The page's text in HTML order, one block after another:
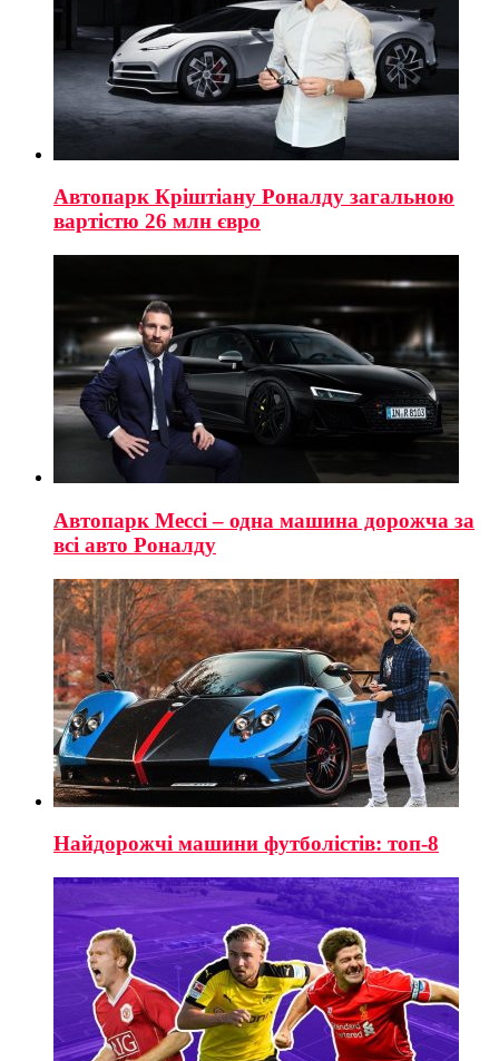
Автопарк Кріштіану Роналду загальною
вартістю 26 млн євро
Автопарк Мессі – одна машина дорожча за
всі авто Роналду
Найдорожчі машини футболістів: топ-8